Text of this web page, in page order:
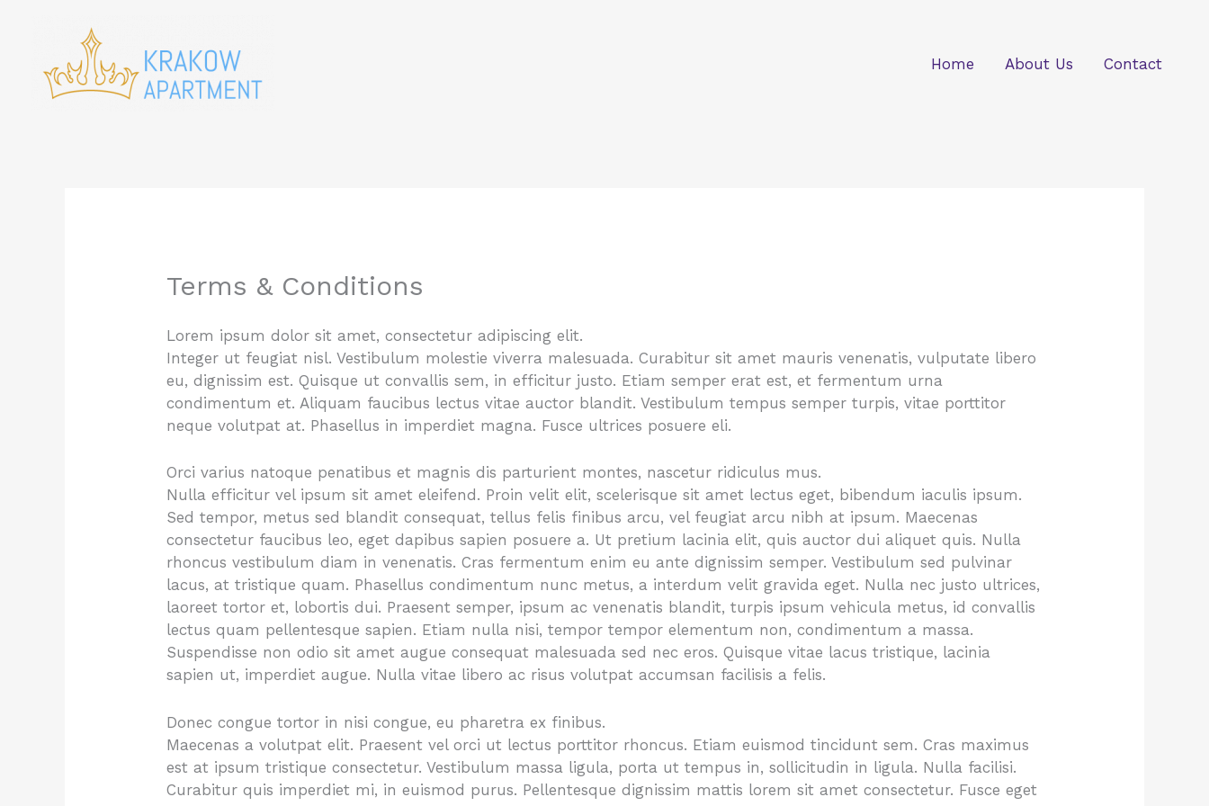
Home About Us Contact
Terms & Conditions
Lorem ipsum dolor sit amet, consectetur adipiscing elit.
Integer ut feugiat nisl. Vestibulum molestie viverra malesuada. Curabitur sit amet mauris venenatis, vulputate libero
eu, dignissim est. Quisque ut convallis sem, in efficitur justo. Etiam semper erat est, et fermentum urna
condimentum et. Aliquam faucibus lectus vitae auctor blandit. Vestibulum tempus semper turpis, vitae porttitor
neque volutpat at. Phasellus in imperdiet magna. Fusce ultrices posuere eli.
Orci varius natoque penatibus et magnis dis parturient montes, nascetur ridiculus mus.
Nulla efficitur vel ipsum sit amet eleifend. Proin velit elit, scelerisque sit amet lectus eget, bibendum iaculis ipsum.
Sed tempor, metus sed blandit consequat, tellus felis finibus arcu, vel feugiat arcu nibh at ipsum. Maecenas
consectetur faucibus leo, eget dapibus sapien posuere a. Ut pretium lacinia elit, quis auctor dui aliquet quis. Nulla
rhoncus vestibulum diam in venenatis. Cras fermentum enim eu ante dignissim semper. Vestibulum sed pulvinar
lacus, at tristique quam. Phasellus condimentum nunc metus, a interdum velit gravida eget. Nulla nec justo ultrices,
laoreet tortor et, lobortis dui. Praesent semper, ipsum ac venenatis blandit, turpis ipsum vehicula metus, id convallis
lectus quam pellentesque sapien. Etiam nulla nisi, tempor tempor elementum non, condimentum a massa.
Suspendisse non odio sit amet augue consequat malesuada sed nec eros. Quisque vitae lacus tristique, lacinia
sapien ut, imperdiet augue. Nulla vitae libero ac risus volutpat accumsan facilisis a felis.
Donec congue tortor in nisi congue, eu pharetra ex finibus.
Maecenas a volutpat elit. Praesent vel orci ut lectus porttitor rhoncus. Etiam euismod tincidunt sem. Cras maximus
est at ipsum tristique consectetur. Vestibulum massa ligula, porta ut tempus in, sollicitudin in ligula. Nulla facilisi.
Curabitur quis imperdiet mi, in euismod purus. Pellentesque dignissim mattis lorem sit amet consectetur. Fusce eget